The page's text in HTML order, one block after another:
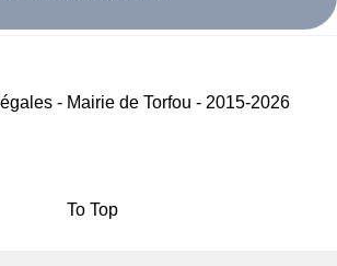
- Mairie de Torfou - 2015-2026
To Top